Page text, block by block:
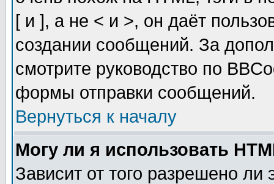
[ и ], а не < и >, он даёт
создании сообщений. За
смотрите руководство по
формы отправки сообщений.
Вернуться к началу
Могу ли я использовать
Зависит от того разрешено